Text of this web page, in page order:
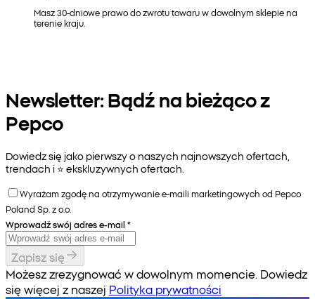
Masz 30-dniowe prawo do zwrotu towaru w dowolnym sklepie na
terenie kraju.
Newsletter: Bądź na bieżąco z
Pepco
Dowiedz się jako pierwszy o naszych najnowszych ofertach,
trendach i ⭐️ ekskluzywnych ofertach.
Wyrażam zgodę na otrzymywanie e-maili marketingowych od Pepco
Poland Sp. z o.o.
Wprowadź swój adres e-mail *
Zapisz się
Możesz zrezygnować w dowolnym momencie. Dowiedz
się więcej z naszej Polityka prywatności